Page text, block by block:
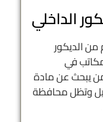
الداخلي
الديكور
في
يبحث عن مادة
وتظل محافظة